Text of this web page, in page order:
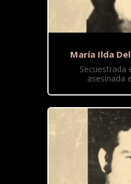
María Ilda
Secuestrada
asesinada